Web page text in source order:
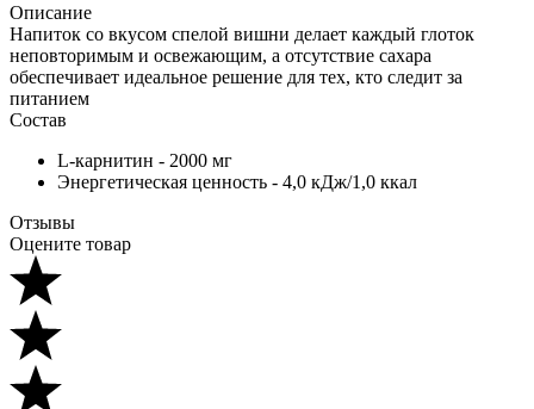
Описание
Напиток со вкусом спелой вишни делает каждый глоток
неповторимым и освежающим, а отсутствие сахара
обеспечивает идеальное решение для тех, кто следит за
питанием
Состав
L-карнитин - 2000 мг
Энергетическая ценность - 4,0 кДж/1,0 ккал
Отзывы
Оцените товар